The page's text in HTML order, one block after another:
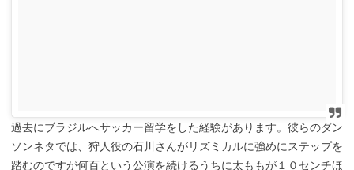
過去にブラジルへサッカー留学をした経験があります。彼らのダン
ソンネタでは、狩人役の石川さんがリズミカルに強めにステップを
踏むのですが何百という公演を続けるうちに太ももが１０センチほ